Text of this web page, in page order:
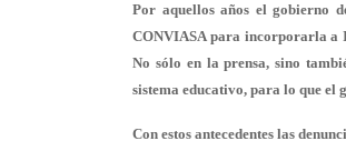
Por aquellos años el gobierno
CONVIASA para incorporarla a
No sólo en la prensa, sino
sistema educativo, para lo que el
Con estos antecedentes las